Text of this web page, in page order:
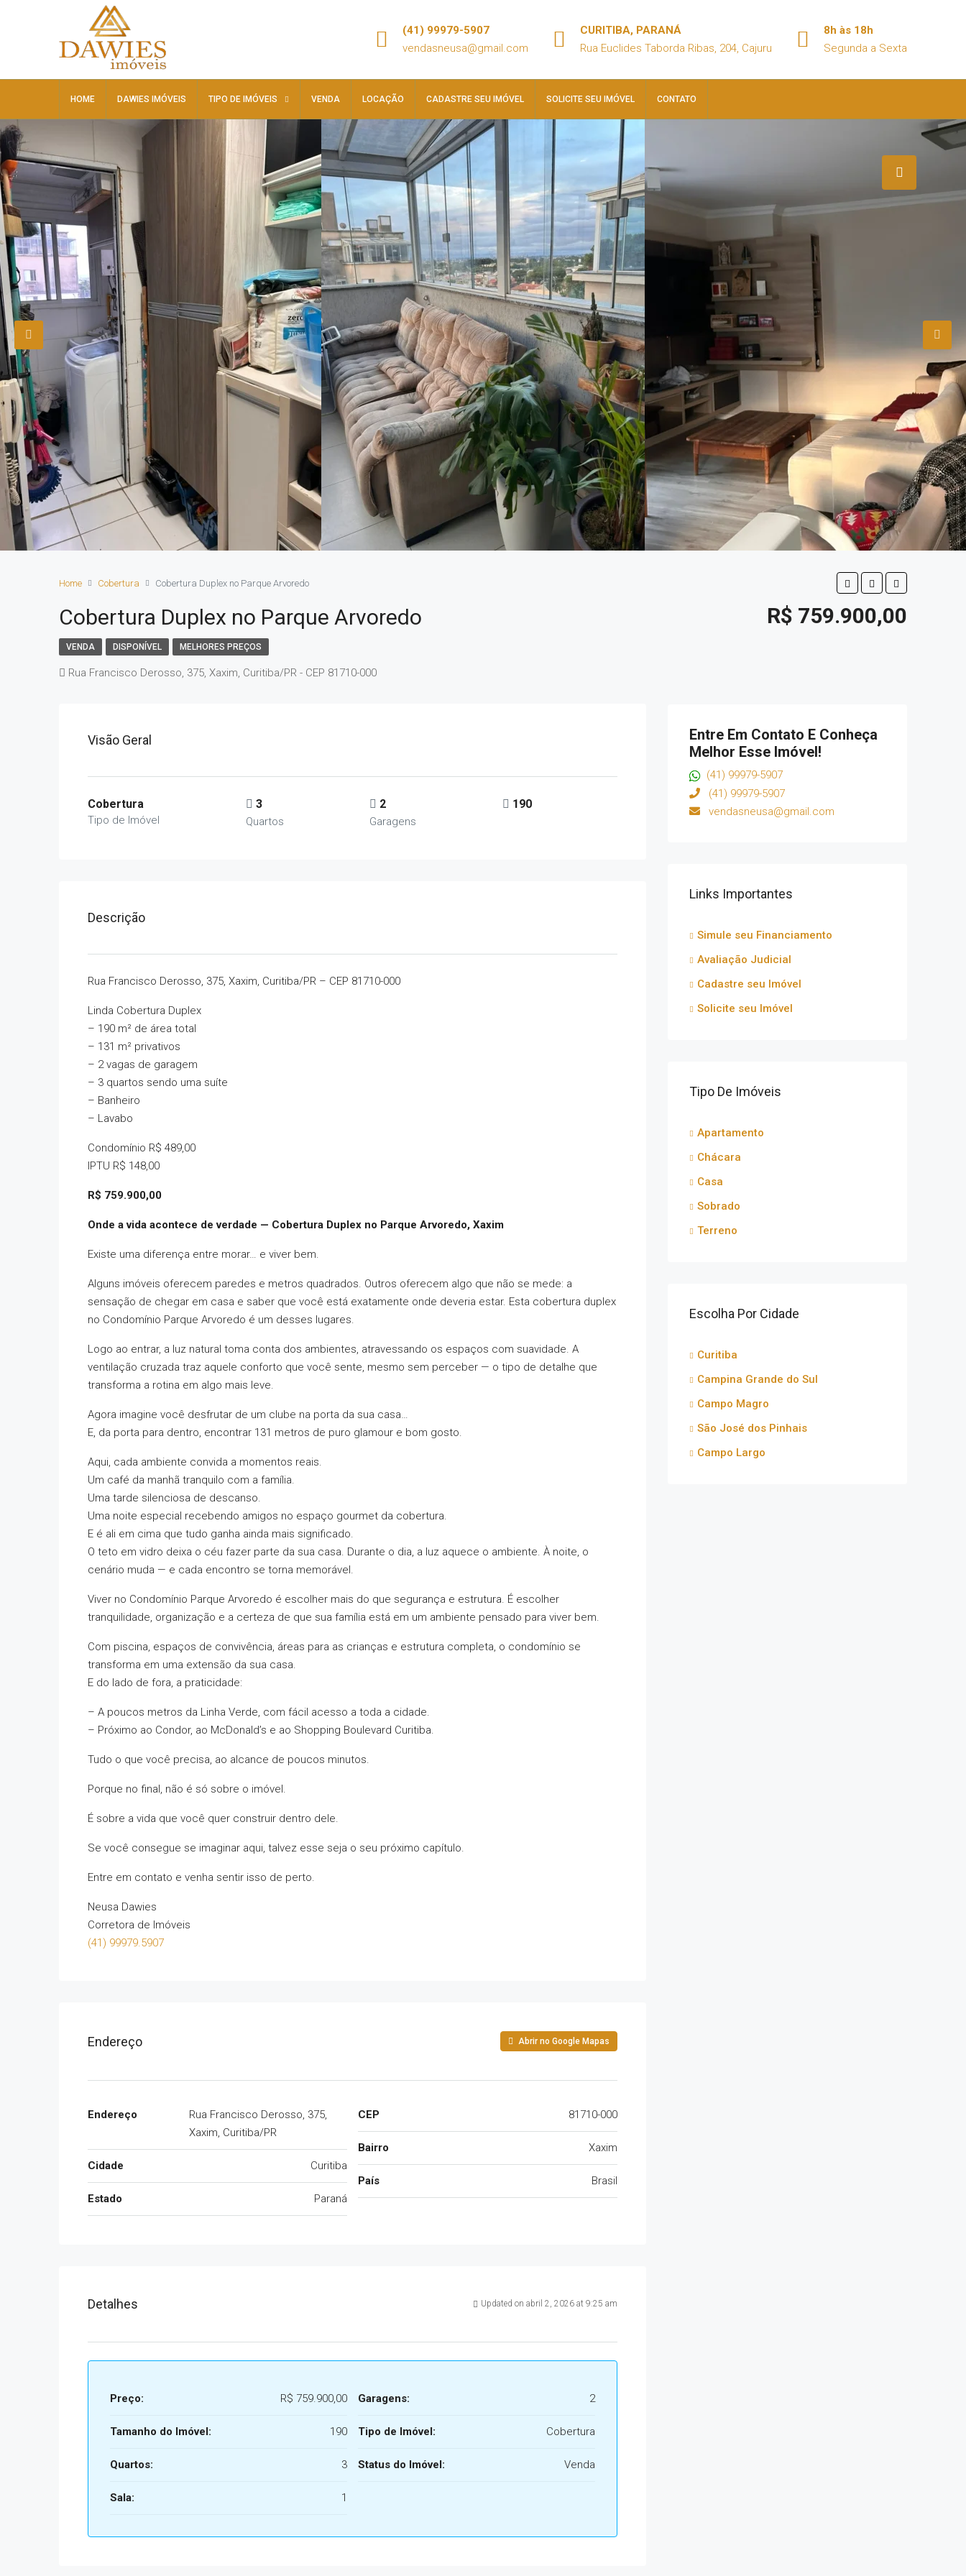
(41) 99979-5907
vendasneusa@gmail.com
CURITIBA, PARANÁ
Rua Euclides Taborda Ribas, 204, Cajuru
8h às 18h
Segunda a Sexta
HOME DAWIES IMÓVEIS TIPO DE IMÓVEIS VENDA LOCAÇÃO CADASTRE SEU IMÓVEL SOLICITE SEU IMÓVEL CONTATO
Home Cobertura Cobertura Duplex no Parque Arvoredo
Cobertura Duplex no Parque Arvoredo R$ 759.900,00
VENDA DISPONÍVEL MELHORES PREÇOS
Rua Francisco Derosso, 375, Xaxim, Curitiba/PR - CEP 81710-000
Visão Geral
Cobertura
Tipo de Imóvel
3
Quartos
2
Garagens
190
Descrição
Rua Francisco Derosso, 375, Xaxim, Curitiba/PR – CEP 81710-000
Linda Cobertura Duplex
– 190 m² de área total
– 131 m² privativos
– 2 vagas de garagem
– 3 quartos sendo uma suíte
– Banheiro
– Lavabo
Condomínio R$ 489,00
IPTU R$ 148,00
R$ 759.900,00
Onde a vida acontece de verdade — Cobertura Duplex no Parque Arvoredo, Xaxim
Existe uma diferença entre morar… e viver bem.
Alguns imóveis oferecem paredes e metros quadrados. Outros oferecem algo que não se mede: a
sensação de chegar em casa e saber que você está exatamente onde deveria estar. Esta cobertura duplex
no Condomínio Parque Arvoredo é um desses lugares.
Logo ao entrar, a luz natural toma conta dos ambientes, atravessando os espaços com suavidade. A
ventilação cruzada traz aquele conforto que você sente, mesmo sem perceber — o tipo de detalhe que
transforma a rotina em algo mais leve.
Agora imagine você desfrutar de um clube na porta da sua casa…
E, da porta para dentro, encontrar 131 metros de puro glamour e bom gosto.
Aqui, cada ambiente convida a momentos reais.
Um café da manhã tranquilo com a família.
Uma tarde silenciosa de descanso.
Uma noite especial recebendo amigos no espaço gourmet da cobertura.
E é ali em cima que tudo ganha ainda mais significado.
O teto em vidro deixa o céu fazer parte da sua casa. Durante o dia, a luz aquece o ambiente. À noite, o
cenário muda — e cada encontro se torna memorável.
Viver no Condomínio Parque Arvoredo é escolher mais do que segurança e estrutura. É escolher
tranquilidade, organização e a certeza de que sua família está em um ambiente pensado para viver bem.
Com piscina, espaços de convivência, áreas para as crianças e estrutura completa, o condomínio se
transforma em uma extensão da sua casa.
E do lado de fora, a praticidade:
– A poucos metros da Linha Verde, com fácil acesso a toda a cidade.
– Próximo ao Condor, ao McDonald’s e ao Shopping Boulevard Curitiba.
Tudo o que você precisa, ao alcance de poucos minutos.
Porque no final, não é só sobre o imóvel.
É sobre a vida que você quer construir dentro dele.
Se você consegue se imaginar aqui, talvez esse seja o seu próximo capítulo.
Entre em contato e venha sentir isso de perto.
Neusa Dawies
Corretora de Imóveis
(41) 99979.5907
Endereço Abrir no Google Mapas
Endereço
Rua Francisco Derosso, 375,
Xaxim, Curitiba/PR
Cidade Curitiba
Estado Paraná
CEP 81710-000
Bairro Xaxim
País Brasil
Detalhes Updated on abril 2, 2026 at 9:25 am
Preço: R$ 759.900,00
Tamanho do Imóvel: 190
Quartos: 3
Sala: 1
Garagens: 2
Tipo de Imóvel: Cobertura
Status do Imóvel: Venda
Entre Em Contato E Conheça
Melhor Esse Imóvel!
(41) 99979-5907
(41) 99979-5907
vendasneusa@gmail.com
Links Importantes
Simule seu Financiamento
Avaliação Judicial
Cadastre seu Imóvel
Solicite seu Imóvel
Tipo De Imóveis
Apartamento
Chácara
Casa
Sobrado
Terreno
Escolha Por Cidade
Curitiba
Campina Grande do Sul
Campo Magro
São José dos Pinhais
Campo Largo